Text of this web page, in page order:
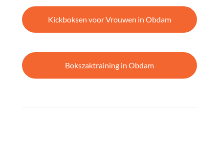
Kickboksen voor Vrouwen in Obdam
Bokszaktraining in Obdam